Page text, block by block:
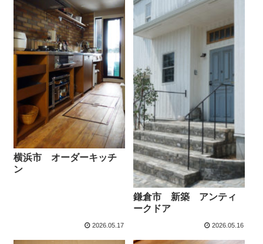
横浜市 オーダーキッチ
ン
2026.05.17
鎌倉市 新築 アンティ
ークドア
2026.05.16